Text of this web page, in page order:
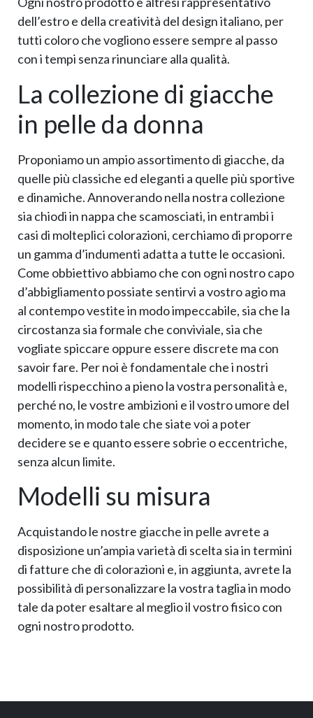
dell’estro e della creatività del design italiano, per
tutti coloro che vogliono essere sempre al passo
con i tempi senza rinunciare alla qualità.
La collezione di giacche
in pelle da donna
Proponiamo un ampio assortimento di giacche, da
quelle più classiche ed eleganti a quelle più sportive
e dinamiche. Annoverando nella nostra collezione
sia chiodi in nappa che scamosciati, in entrambi i
casi di molteplici colorazioni, cerchiamo di proporre
un gamma d’indumenti adatta a tutte le occasioni.
Come obbiettivo abbiamo che con ogni nostro capo
d’abbigliamento possiate sentirvi a vostro agio ma
al contempo vestite in modo impeccabile, sia che la
circostanza sia formale che conviviale, sia che
vogliate spiccare oppure essere discrete ma con
savoir fare. Per noi è fondamentale che i nostri
modelli rispecchino a pieno la vostra personalità e,
perché no, le vostre ambizioni e il vostro umore del
momento, in modo tale che siate voi a poter
decidere se e quanto essere sobrie o eccentriche,
senza alcun limite.
Modelli su misura
Acquistando le nostre giacche in pelle avrete a
disposizione un’ampia varietà di scelta sia in termini
di fatture che di colorazioni e, in aggiunta, avrete la
possibilità di personalizzare la vostra taglia in modo
tale da poter esaltare al meglio il vostro fisico con
ogni nostro prodotto.